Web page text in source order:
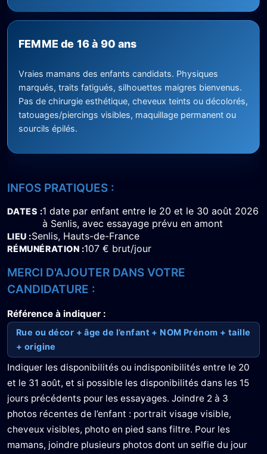
FEMME de 16 à 90 ans
Vraies mamans des enfants candidats. Physiques
marqués, traits fatigués, silhouettes maigres bienvenus.
Pas de chirurgie esthétique, cheveux teints ou décolorés,
tatouages/piercings visibles, maquillage permanent ou
sourcils épilés.
INFOS PRATIQUES :
DATES 1 date par enfant entre le 20 et le 30 août 2026
à Senlis, avec essayage prévu en amont
LIEU Senlis, Hauts-de-France
RÉMUNÉRATION 107 € brut/jour
MERCI D'AJOUTER DANS VOTRE
CANDIDATURE :
Référence à indiquer :
Rue ou décor + âge de l’enfant + NOM Prénom + taille
+ origine
Indiquer les disponibilités ou indisponibilités entre le 20
et le 31 août, et si possible les disponibilités dans les 15
jours précédents pour les essayages. Joindre 2 à 3
photos récentes de l’enfant : portrait visage visible,
cheveux visibles, photo en pied sans filtre. Pour les
mamans, joindre plusieurs photos dont un selfie du jour